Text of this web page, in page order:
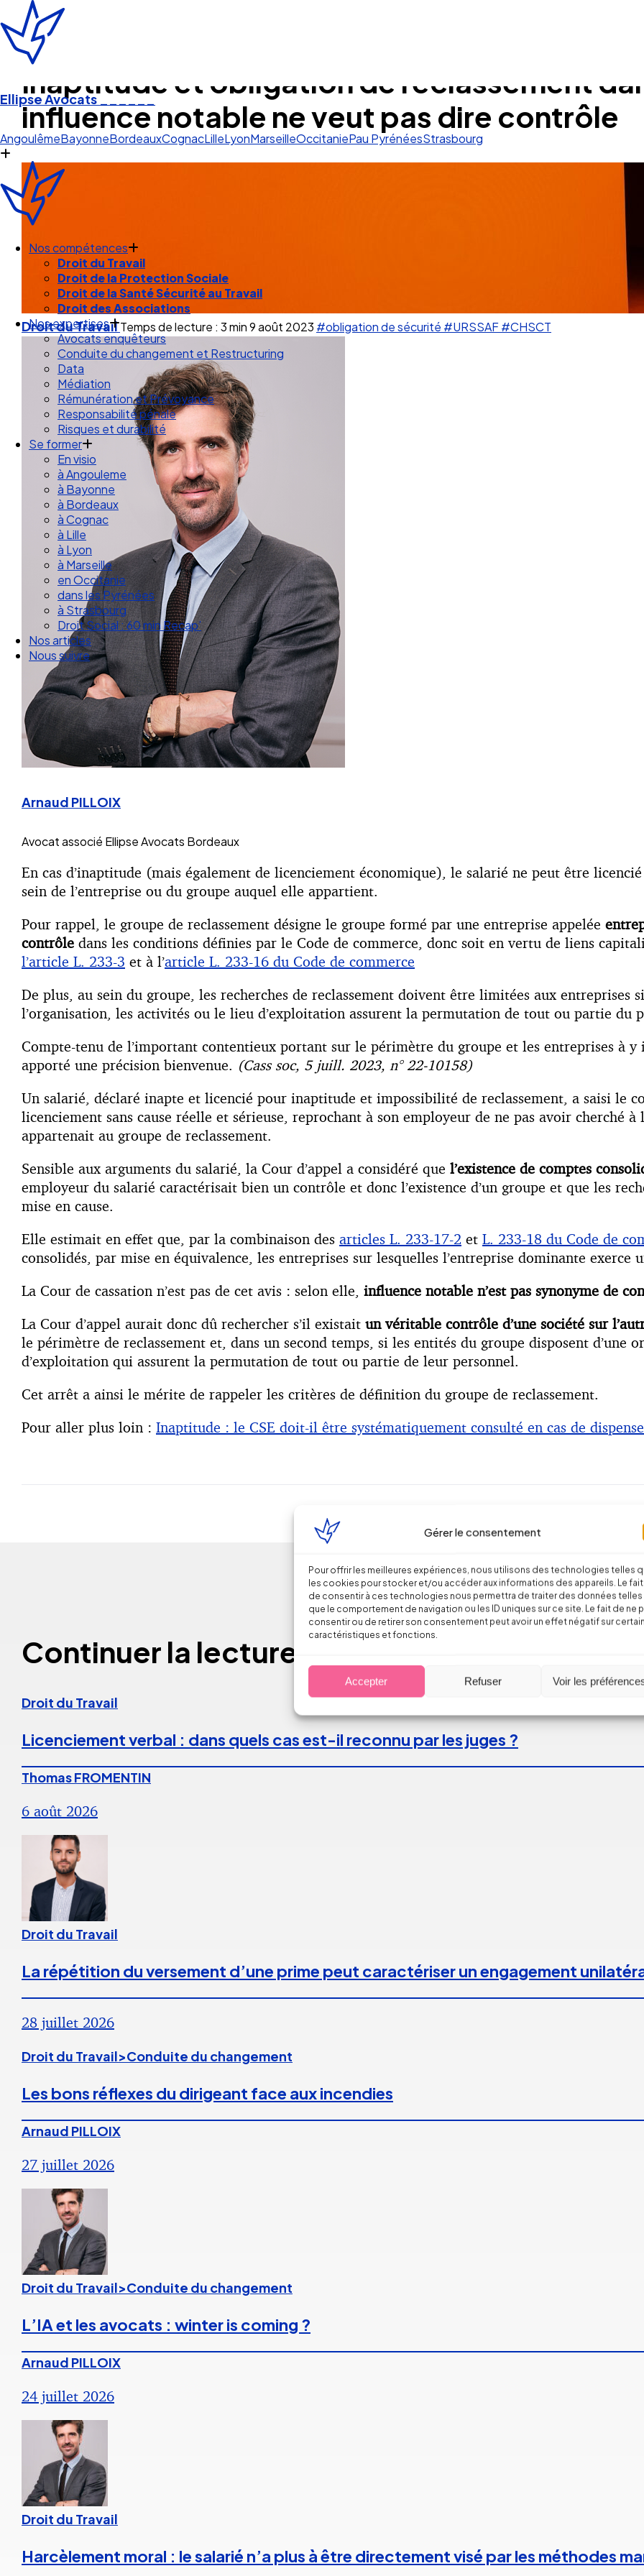
Gérer le consentement
Pour offrir les meilleures expériences, nous utilisons des technologies telles
les cookies pour stocker et/ou accéder aux informations des appareils. Le fait
de consentir à ces technologies nous permettra de traiter des données telles
que le comportement de navigation ou les ID uniques sur ce site. Le fait de ne
consentir ou de retirer son consentement peut avoir un effet négatif sur
caractéristiques et fonctions.
Accepter Refuser Voir les
Ellipse Avocats______
Marseill
Angoulême
Nos compétences
Droit du Travail
Droit de la Protection Sociale
Droit de la Santé Sécurité au Travail
Droit des Associations
Nos expertises
Avocats enquêteurs
Conduite du changement et Restructuring
Data
Médiation
Rémunération et Prévoyance
Responsabilité pénale
Risques et durabilité
Se former
En visio
à Angouleme
à Bayonne
à Bordeaux
à Cognac
à Lille
à Lyon
à Marseille
en Occitanie
dans les Pyrénées
à Strasbourg
Droit Social : 60 min Recap’
Nos articles
Nous suivre
Inaptitude et obligation de reclassement
influence notable ne veut pas dire contrôle
Droit du TravailTemps de lecture : 3 min9 août 2023 #obligation de sécurité #URSSAF#CHSCT
Arnaud PILLOIX
Avocat associé Ellipse Avocats Bordeaux
En cas d’inaptitude (mais également de licenciement économique), le salarié ne peut être licencié
sein de l’entreprise ou du groupe auquel elle appartient.
Pour rappel, le groupe de reclassement désigne le groupe formé par une entreprise appelée
contrôle dans les conditions définies par le Code de commerce, donc soit en vertu de liens
l’article L. 233-3 et à l’article L. 233-16 du Code de commerce
De plus, au sein du groupe, les recherches de reclassement doivent être limitées aux
l’organisation, les activités ou le lieu d’exploitation assurent la permutation de tout ou partie du
Compte-tenu de l’important contentieux portant sur le périmètre du groupe et les entreprises à
apporté une précision bienvenue. (Cass soc, 5 juill. 2023, n° 22-10158)
Un salarié, déclaré inapte et licencié pour inaptitude et impossibilité de reclassement, a saisi le
licenciement sans cause réelle et sérieuse, reprochant à son employeur de ne pas avoir cherché
appartenait au groupe de reclassement.
Sensible aux arguments du salarié, la Cour d’appel a considéré que l’existence de comptes
employeur du salarié caractérisait bien un contrôle et donc l’existence d’un groupe et que les
mise en cause.
Elle estimait en effet que, par la combinaison des articles L. 233-17-2 et L. 233-18 du Code de
consolidés, par mise en équivalence, les entreprises sur lesquelles l’entreprise dominante exerce
La Cour de cassation n’est pas de cet avis : selon elle, influence notable n’est pas synonyme de
La Cour d’appel aurait donc dû rechercher s’il existait un véritable contrôle d’une société sur
le périmètre de reclassement et, dans un second temps, si les entités du groupe disposent d’une
d’exploitation qui assurent la permutation de tout ou partie de leur personnel.
Cet arrêt a ainsi le mérite de rappeler les critères de définition du groupe de reclassement.
Pour aller plus loin : Inaptitude : le CSE doit-il être systématiquement consulté en cas de
Continuer la lecture
Droit du Travail
Licenciement verbal : dans quels cas est-il reconnu par les juges ?
Thomas FROMENTIN
6 août 2026
Droit du Travail
La répétition du versement d’une prime peut caractériser un engagement
28 juillet 2026
Droit du Travail>Conduite du changement
Les bons réflexes du dirigeant face aux incendies
Arnaud PILLOIX
27 juillet 2026
Droit du Travail>Conduite du changement
L’IA et les avocats : winter is coming ?
Arnaud PILLOIX
24 juillet 2026
Droit du Travail
Harcèlement moral : le salarié n’a plus à être directement visé par les méthodes